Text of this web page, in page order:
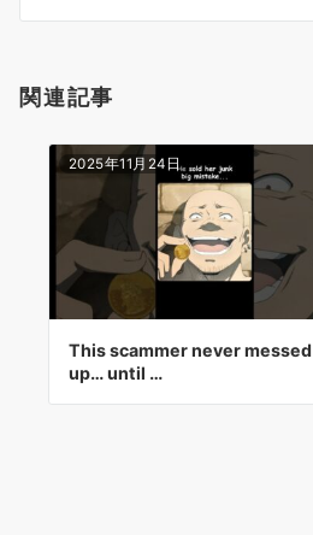
ン
関連記事
2025年11月24日
This scammer never messed
up… until …